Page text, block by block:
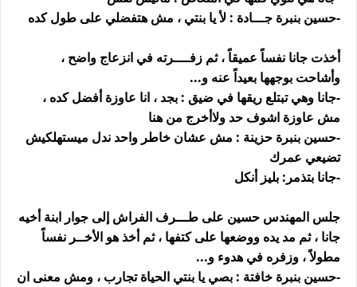
-حسين بنبرة جـــادة : لأ يا بنتي ، مش هتفضلي على طول كده
أخذت جانا نفساً عميقاً ، ثم زفــــرته في انزعاج واضح ،
وأشاحت بوجهها بعيداً عنه و...
-جانا وهي تبتلع ريقها في ضيق : بجد ، انا عاوزة أفضل كده ،
مش عاوزة اشوف حد ولاأخرج من هنا
-حسين بنبرة حزينة : مش عشان خاطر واحد ندل ميستهلكيش
تضيعي عمرك
-جانا بتذمر: بليز أنكل
جلس المهندس حسين على طـــرف الفراش إلى جوار ابنة أخيه
جانا ، ثم مد يده ووضعها على كتفها ، ثم أخذ هو الأخــر نفساً
مطولاً ، وزفره في هدوء و...
-حسين بنبرة خافتة : بصي يا بنتي الحياة تجارب ، ومش معنى ان